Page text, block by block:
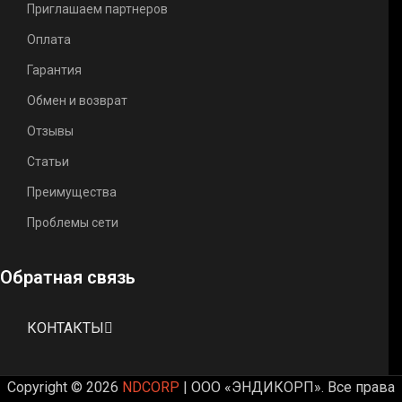
Приглашаем партнеров
Оплата
Гарантия
Обмен и возврат
Отзывы
Статьи
Преимущества
Проблемы сети
Обратная связь
КОНТАКТЫ
Copyright © 2026 NDCORP | ООО «ЭНДИКОРП». Все права